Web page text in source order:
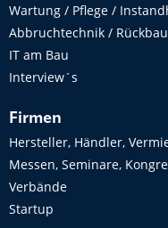
Wartung / Pflege /
Abbruchtechnik /
IT am Bau
Interview´s
Firmen
Hersteller, Händler,
Messen, Seminare,
Verbände
Startup